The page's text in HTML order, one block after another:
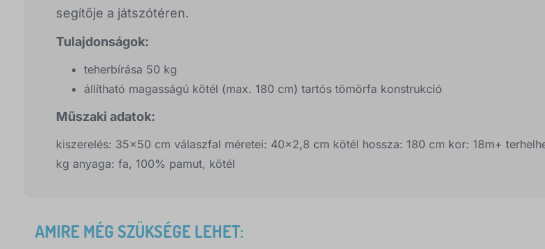
segítője a játszótéren.
Tulajdonságok:
teherbírása 50 kg
állítható magasságú kötél (max. 180 cm) tartós tömörfa konstrukció
Műszaki adatok:
kiszerelés: 35x50 cm válaszfal méretei: 40x2,8 cm kötél hossza: 180 cm kor: 18m+
kg anyaga: fa, 100% pamut, kötél
AMIRE MÉG SZÜKSÉGE LEHET: